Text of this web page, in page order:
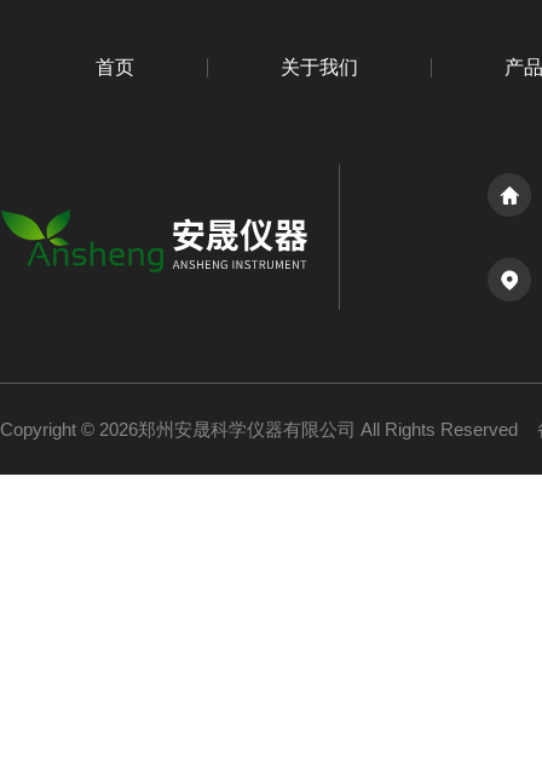
首页 关于我们 产
Copyright © 2026郑州安晟科学仪器有限公司 All Rights Reserved